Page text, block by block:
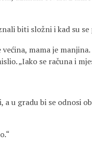
biti složni i kad su
mama je
„Iako se računa i
u gradu bi se odnosi